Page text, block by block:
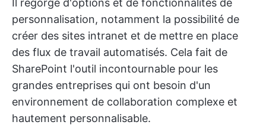
Il regorge d'options et de fonctionnalités de
personnalisation, notamment la possibilité de
créer des sites intranet et de mettre en place
des flux de travail automatisés. Cela fait de
SharePoint l'outil incontournable pour les
grandes entreprises qui ont besoin d'un
environnement de collaboration complexe et
hautement personnalisable.